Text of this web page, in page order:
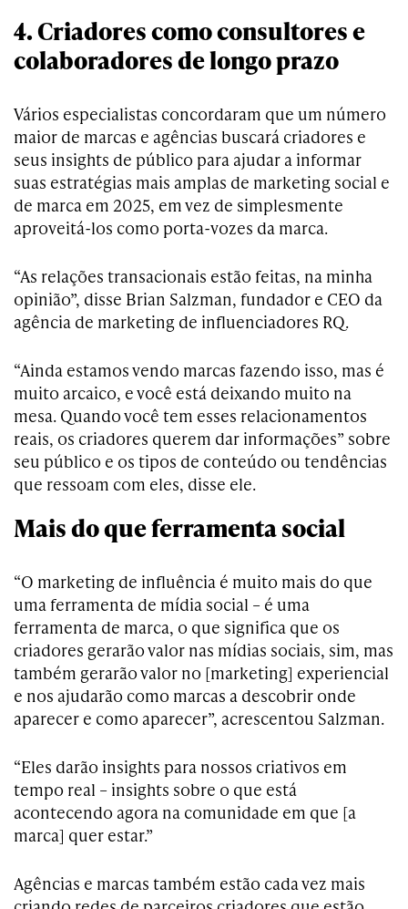
4. Criadores como consultores e
colaboradores de longo prazo
Vários especialistas concordaram que um número
maior de marcas e agências buscará criadores e
seus insights de público para ajudar a informar
suas estratégias mais amplas de marketing social e
de marca em 2025, em vez de simplesmente
aproveitá-los como porta-vozes da marca.
“As relações transacionais estão feitas, na minha
opinião”, disse Brian Salzman, fundador e CEO da
agência de marketing de influenciadores RQ.
“Ainda estamos vendo marcas fazendo isso, mas é
muito arcaico, e você está deixando muito na
mesa. Quando você tem esses relacionamentos
reais, os criadores querem dar informações” sobre
seu público e os tipos de conteúdo ou tendências
que ressoam com eles, disse ele.
Mais do que ferramenta social
“O marketing de influência é muito mais do que
uma ferramenta de mídia social – é uma
ferramenta de marca, o que significa que os
criadores gerarão valor nas mídias sociais, sim, mas
também gerarão valor no [marketing] experiencial
e nos ajudarão como marcas a descobrir onde
aparecer e como aparecer”, acrescentou Salzman.
“Eles darão insights para nossos criativos em
tempo real – insights sobre o que está
acontecendo agora na comunidade em que [a
marca] quer estar.”
Agências e marcas também estão cada vez mais